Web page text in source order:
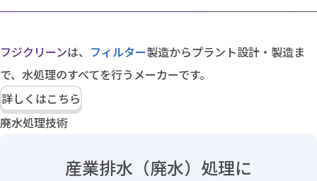
フジクリーンは、 フィルター製造からプラント設計・製造ま
で、水処理のすべてを行うメーカーです。
詳しくはこちら
廃水処理技術
産業排水（廃水）処理に